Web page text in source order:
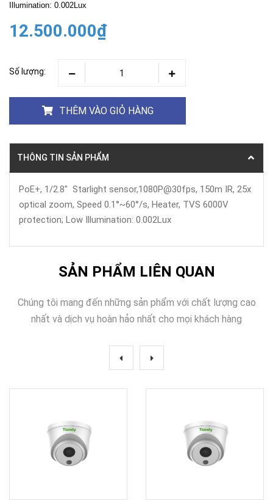
Illumination: 0.002Lux
12.500.000₫
Số lượng:
THÊM VÀO GIỎ HÀNG
THÔNG TIN SẢN PHẨM
PoE+, 1/2.8" Starlight sensor,1080P@30fps, 150m IR, 25x
optical zoom, Speed 0.1°~60°/s, Heater, TVS 6000V
protection; Low Illumination: 0.002Lux
SẢN PHẨM LIÊN QUAN
Chúng tôi mang đến những sản phẩm với chất lượng cao
nhất và dịch vụ hoàn hảo nhất cho mọi khách hàng